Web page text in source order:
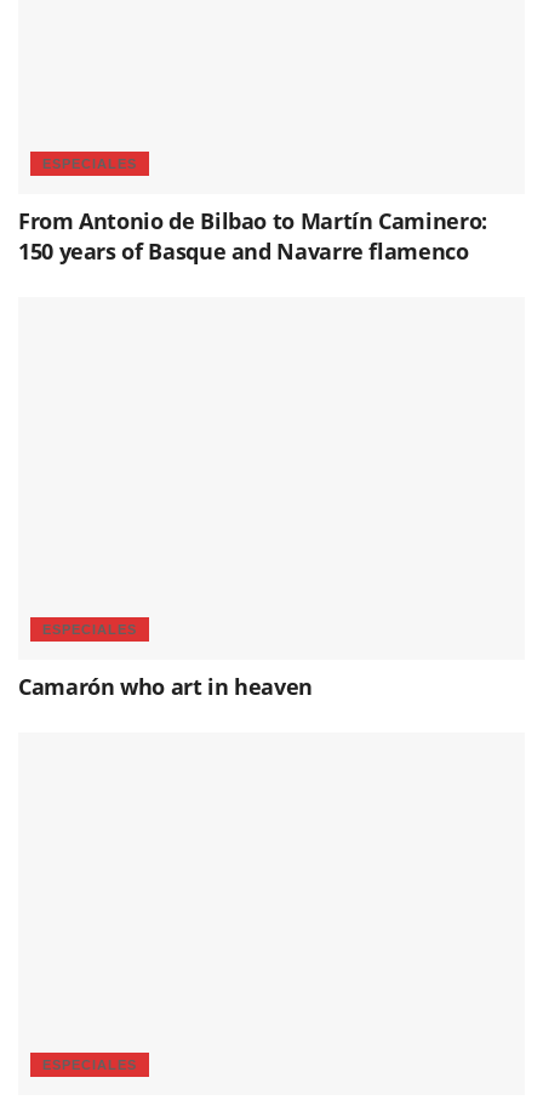
ESPECIALES
From Antonio de Bilbao to Martín Caminero:
150 years of Basque and Navarre flamenco
ESPECIALES
Camarón who art in heaven
ESPECIALES